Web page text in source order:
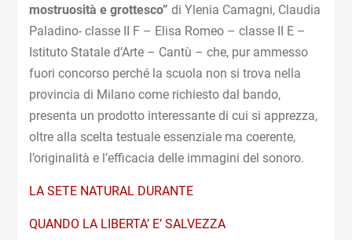
mostruosità e grottesco” di Ylenia Camagni, Claudia
Paladino- classe II F – Elisa Romeo – classe II E –
Istituto Statale d’Arte – Cantù – che, pur ammesso
fuori concorso perché la scuola non si trova nella
provincia di Milano come richiesto dal bando,
presenta un prodotto interessante di cui si apprezza,
oltre alla scelta testuale essenziale ma coerente,
l’originalità e l’efficacia delle immagini del sonoro.
LA SETE NATURAL DURANTE
QUANDO LA LIBERTA’ E’ SALVEZZA